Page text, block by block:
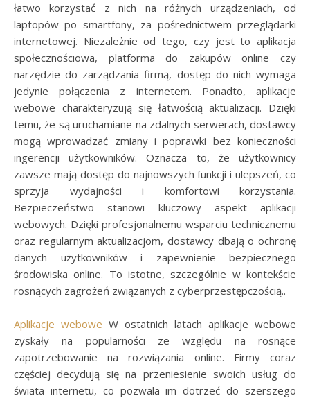
łatwo korzystać z nich na różnych urządzeniach, od
laptopów po smartfony, za pośrednictwem przeglądarki
internetowej. Niezależnie od tego, czy jest to aplikacja
społecznościowa, platforma do zakupów online czy
narzędzie do zarządzania firmą, dostęp do nich wymaga
jedynie połączenia z internetem. Ponadto, aplikacje
webowe charakteryzują się łatwością aktualizacji. Dzięki
temu, że są uruchamiane na zdalnych serwerach, dostawcy
mogą wprowadzać zmiany i poprawki bez konieczności
ingerencji użytkowników. Oznacza to, że użytkownicy
zawsze mają dostęp do najnowszych funkcji i ulepszeń, co
sprzyja wydajności i komfortowi korzystania.
Bezpieczeństwo stanowi kluczowy aspekt aplikacji
webowych. Dzięki profesjonalnemu wsparciu technicznemu
oraz regularnym aktualizacjom, dostawcy dbają o ochronę
danych użytkowników i zapewnienie bezpiecznego
środowiska online. To istotne, szczególnie w kontekście
rosnących zagrożeń związanych z cyberprzestępczością..
Aplikacje webowe W ostatnich latach aplikacje webowe
zyskały na popularności ze względu na rosnące
zapotrzebowanie na rozwiązania online. Firmy coraz
częściej decydują się na przeniesienie swoich usług do
świata internetu, co pozwala im dotrzeć do szerszego